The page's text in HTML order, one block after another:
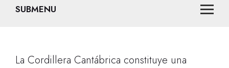
SUBMENU
La Cordillera Cantábrica constituye una